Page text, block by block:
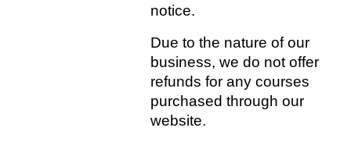
notice.
Due to the nature of our
business, we do not offer
refunds for any courses
purchased through our
website.